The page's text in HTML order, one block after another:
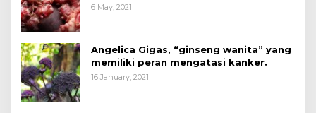
6 May, 2021
Angelica Gigas, “ginseng wanita” yang
memiliki peran mengatasi kanker.
16 January, 2021